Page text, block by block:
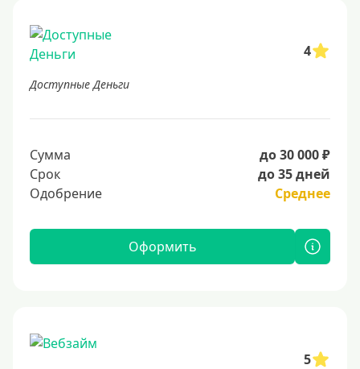
4
Доступные Деньги
Сумма
до 30 000 ₽
Срок
до 35 дней
Одобрение
Среднее
Оформить
5